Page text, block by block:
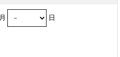
月 日